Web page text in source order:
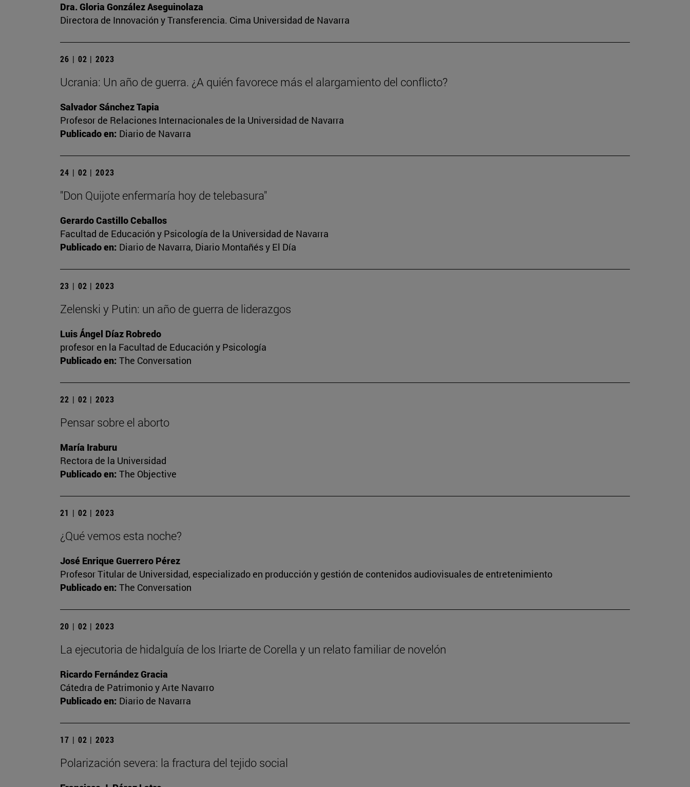
Dra. Gloria González Aseguinolaza
Directora de Innovación y Transferencia. Cima Universidad de Navarra
26 | 02 | 2023
Ucrania: Un año de guerra. ¿A quién favorece más el alargamiento del conflicto?
Salvador Sánchez Tapia
Profesor de Relaciones Internacionales de la Universidad de Navarra
Publicado en: Diario de Navarra
24 | 02 | 2023
"Don Quijote enfermaría hoy de telebasura"
Gerardo Castillo Ceballos
Facultad de Educación y Psicología de la Universidad de Navarra
Publicado en: Diario de Navarra, Diario Montañés y El Día
23 | 02 | 2023
Zelenski y Putin: un año de guerra de liderazgos
Luis Ángel Díaz Robredo
profesor en la Facultad de Educación y Psicología
Publicado en: The Conversation
22 | 02 | 2023
Pensar sobre el aborto
María Iraburu
Rectora de la Universidad
Publicado en: The Objective
21 | 02 | 2023
¿Qué vemos esta noche?
José Enrique Guerrero Pérez
Profesor Titular de Universidad, especializado en producción y gestión de contenidos audiovisuales de entretenimiento
Publicado en: The Conversation
20 | 02 | 2023
La ejecutoria de hidalguía de los Iriarte de Corella y un relato familiar de novelón
Ricardo Fernández Gracia
Cátedra de Patrimonio y Arte Navarro
Publicado en: Diario de Navarra
17 | 02 | 2023
Polarización severa: la fractura del tejido social